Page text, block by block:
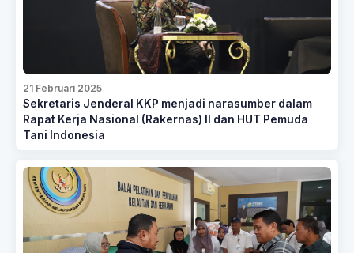
21 Februari 2025
Sekretaris Jenderal KKP menjadi narasumber dalam
Rapat Kerja Nasional (Rakernas) II dan HUT Pemuda
Tani Indonesia